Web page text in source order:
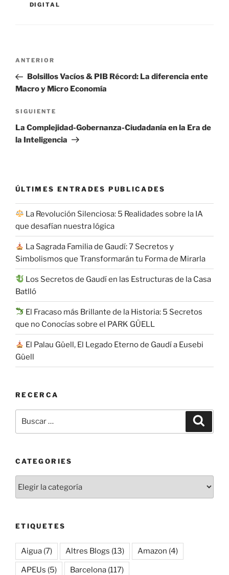
DIGITAL
Navegación
entradas
Entrada
anterior:
ANTERIOR
Bolsillos Vacíos & PIB Récord: La diferencia ente
Macro y Micro Economía
Siguiente
entrada
SIGUIENTE
La Complejidad-Gobernanza-Ciudadanía en la Era de
la Inteligencia
ÚLTIMES ENTRADES PUBLICADES
La Revolución Silenciosa: 5 Realidades sobre la IA
que desafían nuestra lógica
La Sagrada Familia de Gaudí: 7 Secretos y
Simbolismos que Transformarán tu Forma de Mirarla
Los Secretos de Gaudí en las Estructuras de la Casa
Batlló
El Fracaso más Brillante de la Historia: 5 Secretos
que no Conocías sobre el PARK GÜELL
El Palau Güell, El Legado Eterno de Gaudí a Eusebi
Güell
RECERCA
por:
CATEGORIES
ETIQUETES
Aigua (7) Altres Blogs (13) Amazon (4)
APEUs (5) Barcelona (117)